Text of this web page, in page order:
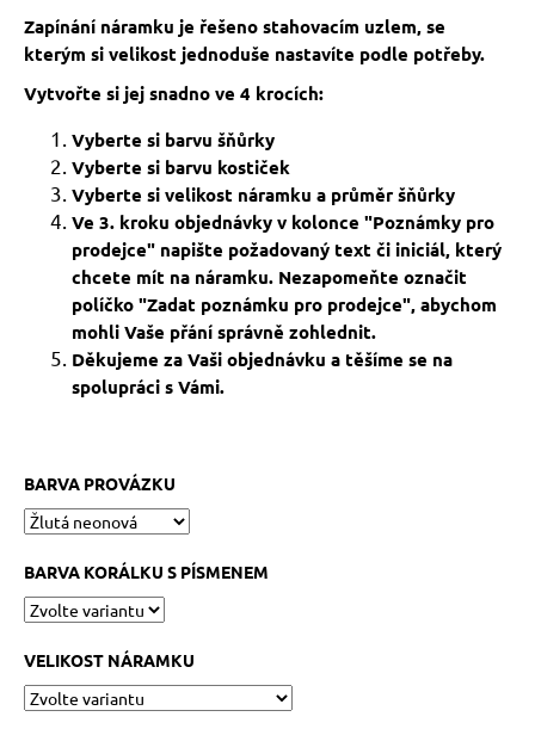
Zapínání náramku je řešeno stahovacím uzlem, se
kterým si velikost jednoduše nastavíte podle potřeby.
Vytvořte si jej snadno ve 4 krocích:
Vyberte si barvu šňůrky
Vyberte si barvu kostiček
Vyberte si velikost náramku a průměr šňůrky
Ve 3. kroku objednávky v kolonce "Poznámky pro
prodejce" napište požadovaný text či iniciál, který
chcete mít na náramku. Nezapomeňte označit
políčko "Zadat poznámku pro prodejce", abychom
mohli Vaše přání správně zohlednit.
Děkujeme za Vaši objednávku a těšíme se na
spolupráci s Vámi.
BARVA PROVÁZKU
BARVA KORÁLKU S PÍSMENEM
VELIKOST NÁRAMKU
č
u
j
e
NÁRAMEK
BLÍŽENCI